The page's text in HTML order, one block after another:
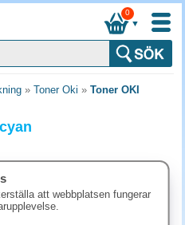
▼
0
» Toner Oki » Toner OKI
att webbplatsen fungerar